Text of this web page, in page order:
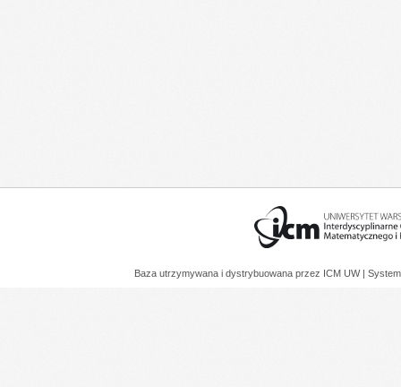
Baza utrzymywana i dystrybuowana przez ICM UW |